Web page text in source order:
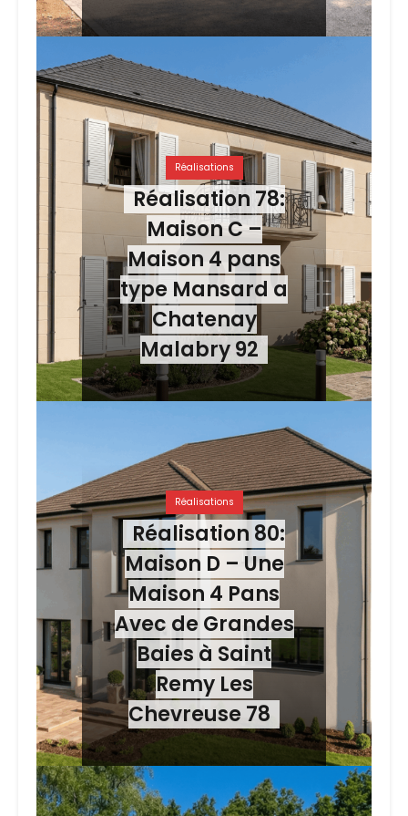
Réalisations
Réalisation 78:
Maison C –
Maison 4 pans
type Mansard a
Chatenay
Malabry 92
Réalisations
Réalisation 80:
Maison D – Une
Maison 4 Pans
Avec de Grandes
Baies à Saint
Remy Les
Chevreuse 78